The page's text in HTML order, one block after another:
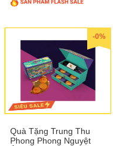
-0%
Quà Tặng Trung Thu
Phong Phong Nguyệt